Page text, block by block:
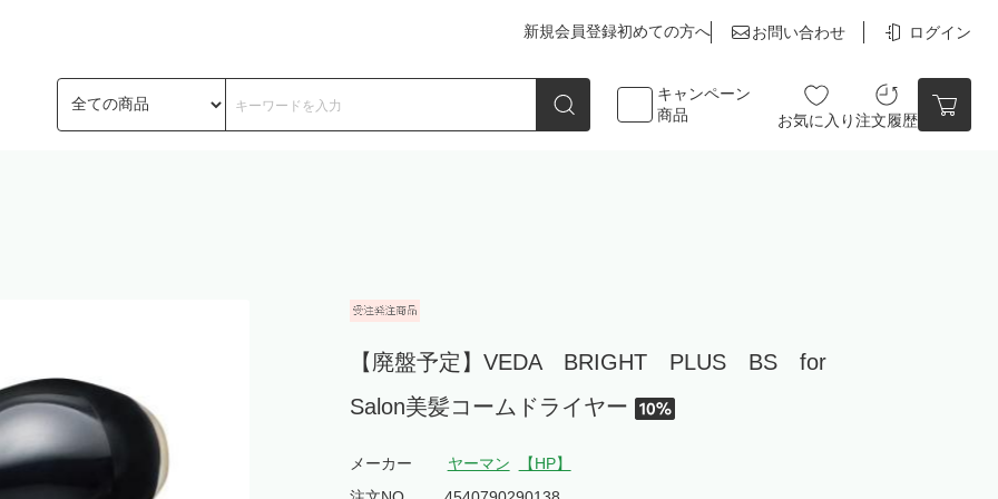
新規会員登録初めての方へ お問い合わせ ログイン
キャンペーン
商品
お気に入り注文履歴
【廃盤予定】VEDA BRIGHT PLUS BS for
Salon美髪コームドライヤー
メーカー ヤーマン
【HP】